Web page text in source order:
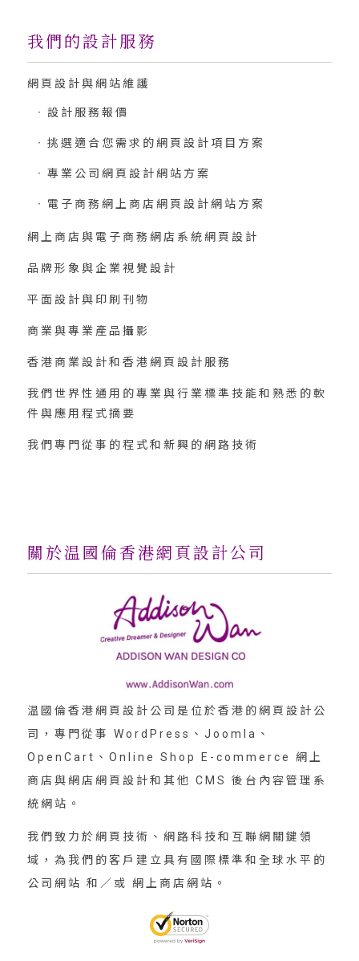
我們的設計服務
網頁設計與網站維護
設計服務報價
挑選適合您需求的網頁設計項目方案
專業公司網頁設計網站方案
電子商務網上商店網頁設計網站方案
網上商店與電子商務網店系統網頁設計
品牌形象與企業視覺設計
平面設計與印刷刊物
商業與專業產品攝影
香港商業設計和香港網頁設計服務
我們世界性通用的專業與行業標準技能和熟悉的軟
件與應用程式摘要
我們專門從事的程式和新興的網路技術
關於温國倫香港網頁設計公司
温國倫香港網頁設計公司是位於香港的網頁設計公
司，專門從事 WordPress、Joomla、
OpenCart、Online Shop E-commerce 網上
商店與網店網頁設計和其他 CMS 後台內容管理系
統網站。
我們致力於網頁技術、網路科技和互聯網關鍵領
域，為我們的客戶建立具有國際標準和全球水平的
公司網站 和／或 網上商店網站。